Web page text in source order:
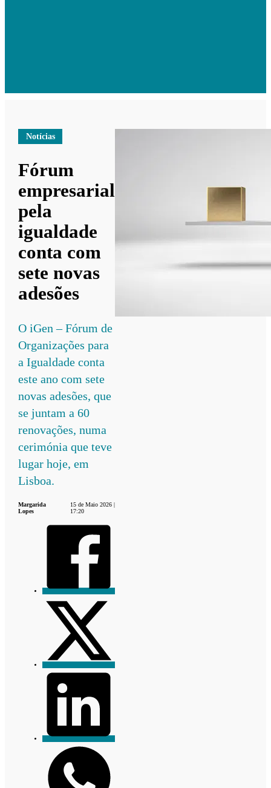
Notícias
Fórum
empresarial
pela
igualdade
conta com
sete novas
adesões
O iGen – Fórum de
Organizações para
a Igualdade conta
este ano com sete
novas adesões, que
se juntam a 60
renovações, numa
cerimónia que teve
lugar hoje, em
Lisboa.
Margarida
Lopes
15 de Maio 2026 |
17:20